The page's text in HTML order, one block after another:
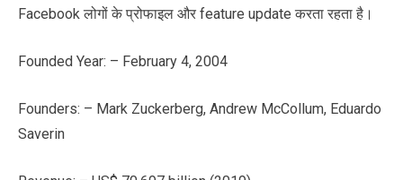
Facebook लोगों के प्रोफाइल और feature update करता रहता है।
Founded Year: – February 4, 2004
Founders: – Mark Zuckerberg, Andrew McCollum, Eduardo
Saverin